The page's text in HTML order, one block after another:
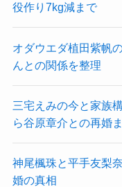
役作り7kg減まで
オダウエダ植田紫帆
んとの関係を整理
三宅えみの今と家族
ら谷原章介との再婚
神尾楓珠と平手友梨
婚の真相